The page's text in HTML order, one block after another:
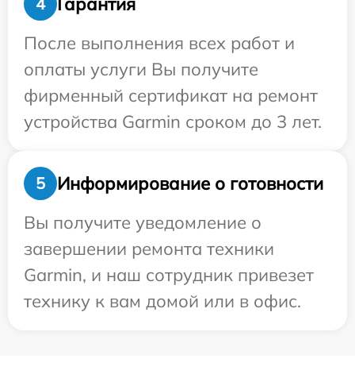
После выполнения всех работ и
оплаты услуги Вы получите
фирменный сертификат на ремонт
устройства Garmin сроком до 3 лет.
5
Информирование о готовности
Вы получите уведомление о
завершении ремонта техники
Garmin, и наш сотрудник привезет
технику к вам домой или в офис.